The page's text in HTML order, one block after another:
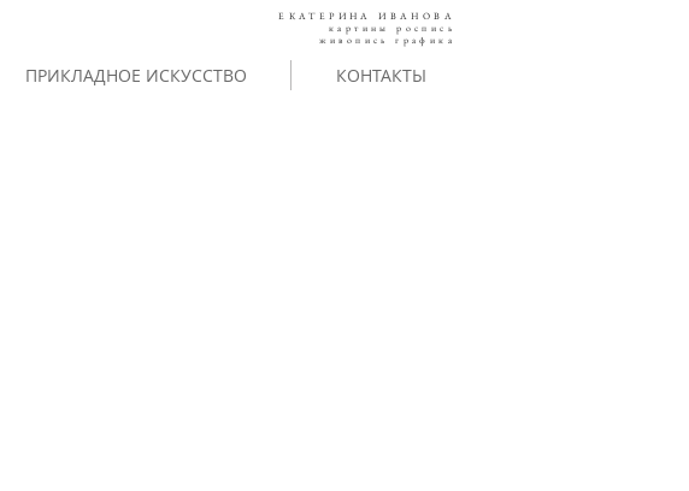
ЕКАТЕРИНА ИВАНОВА
картины роспись
живопись графика
ПРИКЛАДНОЕ ИСКУССТВО КОНТАКТЫ